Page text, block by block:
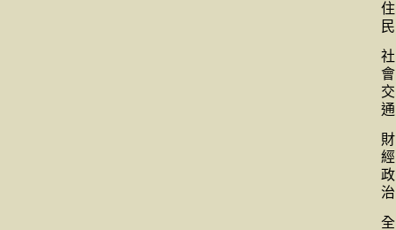
住
民
社
會
交
通
財
經
政
治
全